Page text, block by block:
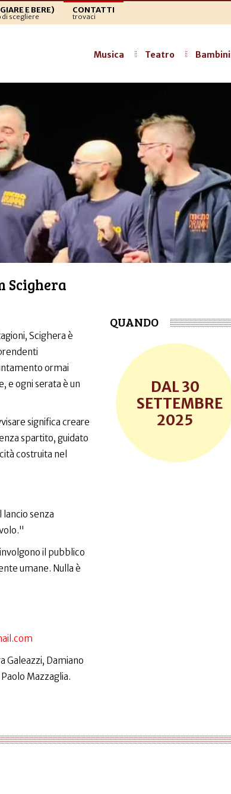
E BERE)
di scegliere
CONTATTI
trovaci
Musica Teatro Bambini
Scighera
Scighera è
ormai
e ogni serata è un
significa creare
spartito, guidato
costruita nel
senza
il pubblico
umane. Nulla è
Galeazzi, Damiano
Mazzaglia.
QUANDO
30
SETTEMBRE
2025